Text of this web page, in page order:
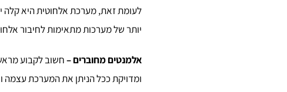
לעומת זאת, מערכת אלחוטית היא קלה
יותר של מערכות מתאימות לחיבור
אלמנטים מחוברים–חשוב לקבוע
ומדויקת ככל הניתן את המערכת עצמה